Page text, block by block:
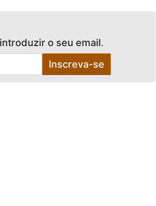
introduzir o seu email.
Inscreva-se